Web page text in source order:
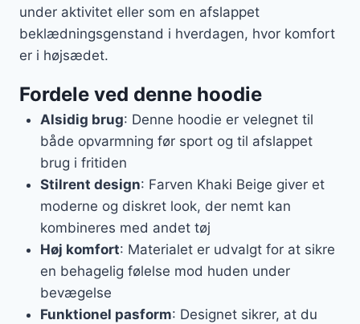
under aktivitet eller som en afslappet
beklædningsgenstand i hverdagen, hvor komfort
er i højsædet.
Fordele ved denne hoodie
Alsidig brug: Denne hoodie er velegnet til
både opvarmning før sport og til afslappet
brug i fritiden
Stilrent design: Farven Khaki Beige giver et
moderne og diskret look, der nemt kan
kombineres med andet tøj
Høj komfort: Materialet er udvalgt for at sikre
en behagelig følelse mod huden under
bevægelse
Funktionel pasform: Designet sikrer, at du